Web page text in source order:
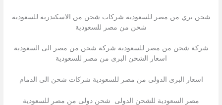
شحن بري من مصر للسعودية شركات شحن من الاسكندرية للسعودية
شحن من مصر للسعودية
شركة شحن من مصر للسعودية شركة شحن من مصر الى السعودية
اسعار الشحن البرى من مصر للسعودية
اسعار البرى الدولى من مصر للسعودية شركات شحن الى الدمام
مصر السعودية للشحن الدولى شحن دولى من مصر للسعودية